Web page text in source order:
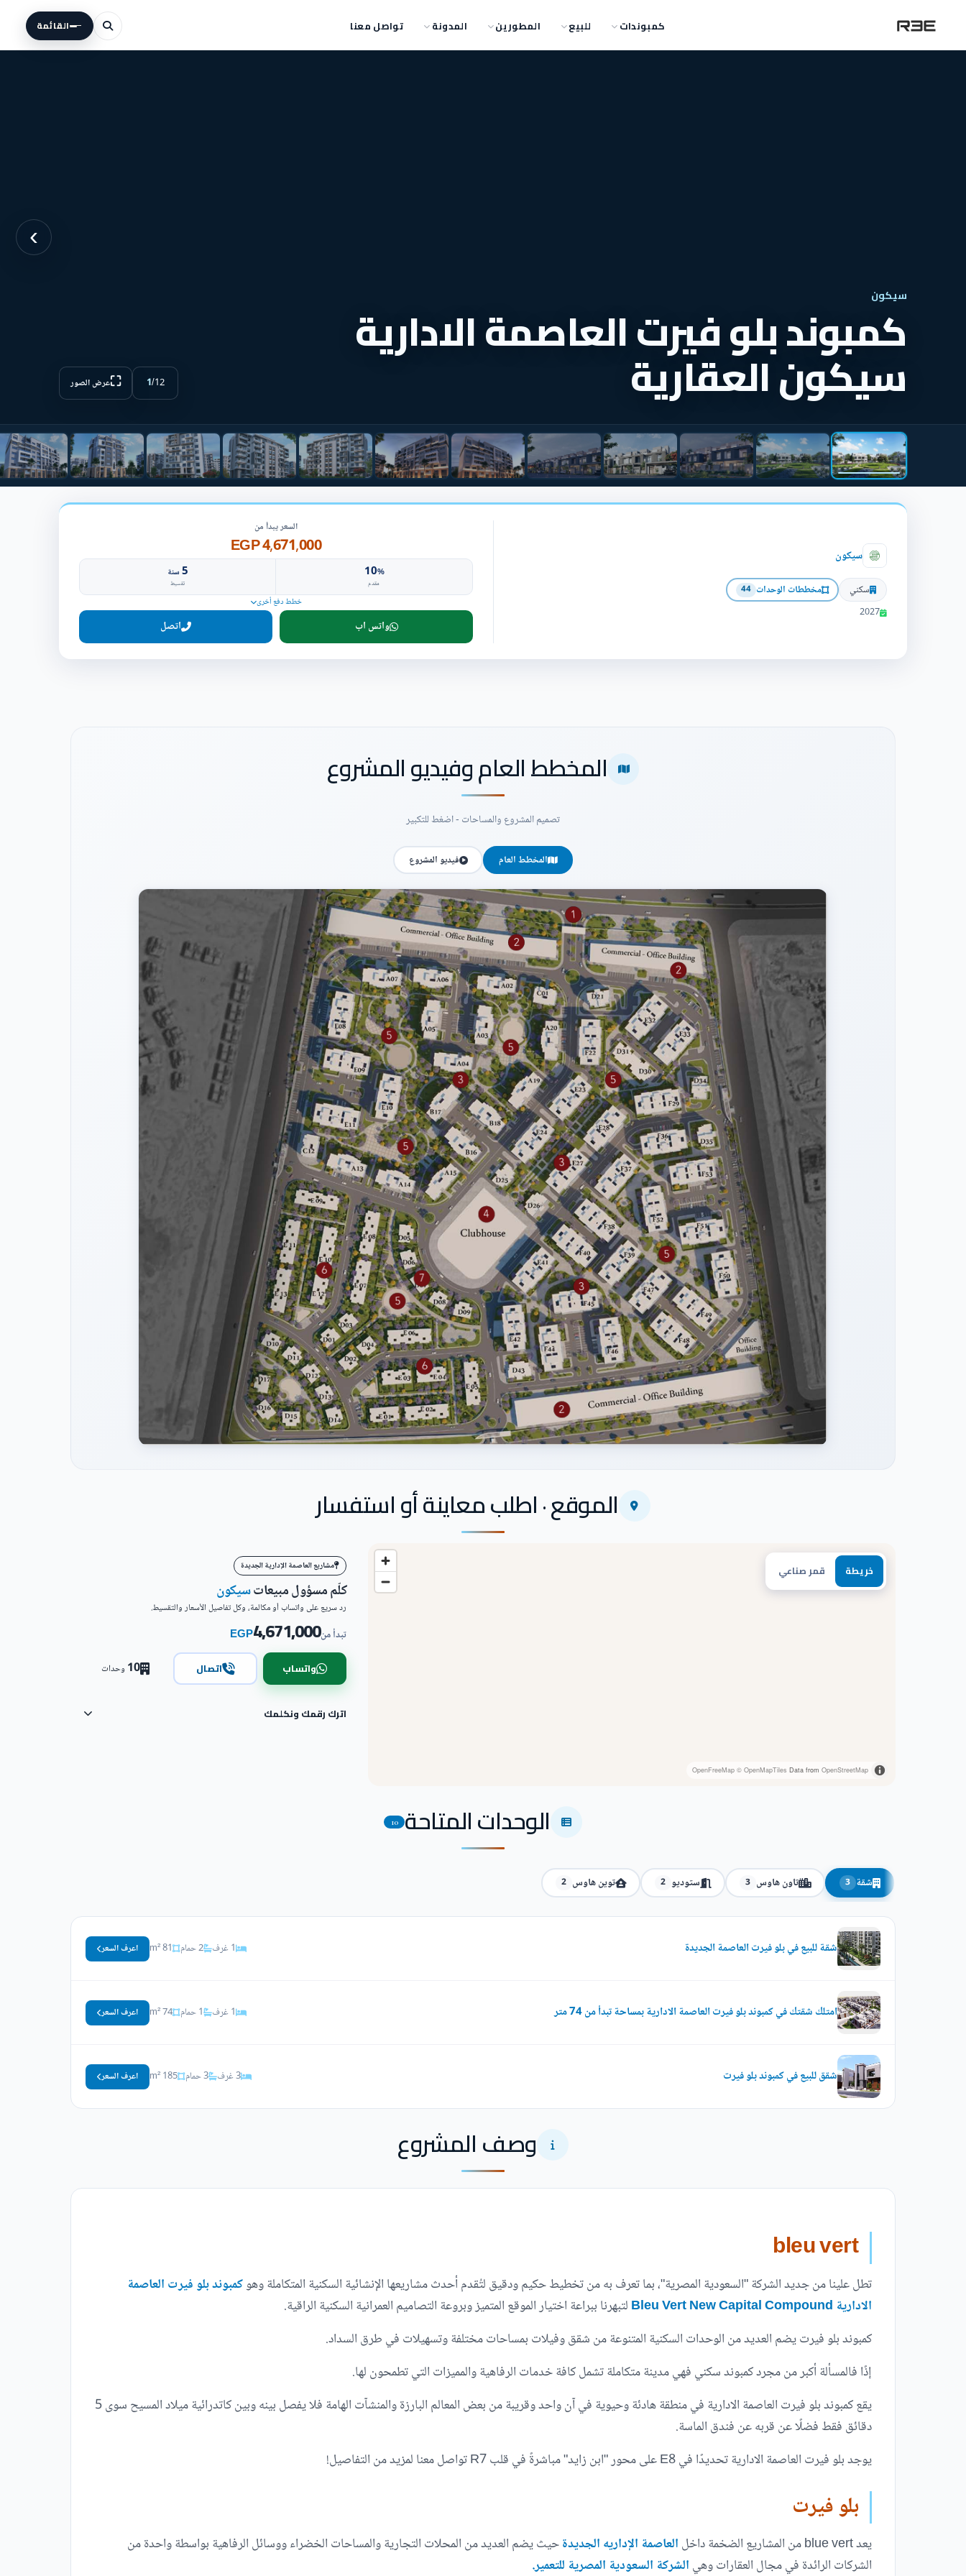
كمبوندات للبيع المطورين المدونة تواصل معنا القائمة
›
سيكون
كمبوند بلو فيرت العاصمة الادارية
سيكون العقارية 1/12
⛶عرض الصور
سيكون
سكني مخططات الوحدات 44
2027
السعر يبدأ من
4,671,000 EGP
10%
مقدم
5سنة
تقسيط
خطط دفع أخرى
واتس اب اتصل
المخطط العام وفيديو المشروع
تصميم المشروع والمساحات - اضغط للتكبير
المخطط العام فيديو المشروع
الموقع · اطلب معاينة أو استفسار
خريطة قمر صناعي
OpenFreeMap © OpenMapTiles Data from OpenStreetMap
مشاريع العاصمة الإدارية الجديدة
كلّم مسؤول مبيعاتسيكون
رد سريع على واتساب أو مكالمة، وكل تفاصيل الأسعار والتقسيط.
تبدأ من4,671,000
EGP
واتساب اتصال 10وحدات
اترك رقمك ونكلمك
الوحدات المتاحة 10
شقة 3 تاون هاوس 3 ستوديو 2 توين هاوس 2
شقة للبيع في بلو فيرت العاصمة الجديدة 1 غرف 2 حمام 81 m² اعرف السعر
امتلك شقتك في كمبوند بلو فيرت العاصمة الادارية بمساحة تبدأ من 74 متر 1 غرف 1 حمام 74 m² اعرف السعر
شقق للبيع في كمبوند بلو فيرت 3 غرف 3 حمام 185 m² اعرف السعر
وصف المشروع
bleu vert
تطل علينا من جديد الشركة "السعودية المصرية"، بما تعرف به من تخطيط حكيم ودقيق لتُقدم أحدث مشاريعها الإنشائية السكنية المتكاملة وهوكمبوند بلو فيرت العاصمة
الادارية Bleu Vert New Capital Compound
لتبهرنا ببراعة اختيار الموقع المتميز وبروعة التصاميم العمرانية السكنية الراقية.
كمبوند بلو فيرت يضم العديد من الوحدات السكنية المتنوعة من شقق وفيلات بمساحات مختلفة وتسهيلات في طرق السداد.
إذًا فالمسألة أكبر من مجرد كمبوند سكني فهي مدينة متكاملة تشمل كافة خدمات الرفاهية والمميزات التي تطمحون لها.
يقع كمبوند بلو فيرت العاصمة الادارية في منطقة هادئة وحيوية في آن واحد وقريبة من بعض المعالم البارزة والمنشآت الهامة فلا يفصل بينه وبين كاتدرائية ميلاد المسيح سوى 5
دقائق فقط فضلًا عن قربه عن فندق الماسة.
يوجد بلو فيرت العاصمة الادارية تحديدًا في E8 على محور "ابن زايد" مباشرةً في قلب R7 تواصل معنا لمزيد من التفاصيل!
بلو فيرت
يعد blue vert من المشاريع الضخمة داخل العاصمة الإداريه الجديدةحيث يضم العديد من المحلات التجارية والمساحات الخضراء ووسائل الرفاهية بواسطة واحدة من
الشركات الرائدة في مجال العقارات وهي الشركة السعودية المصرية للتعمير.